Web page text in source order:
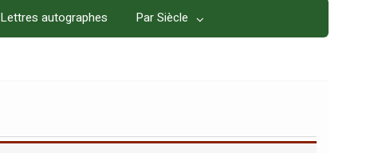
Lettres autographes Par Siècle